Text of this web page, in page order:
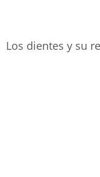
Los dientes y su